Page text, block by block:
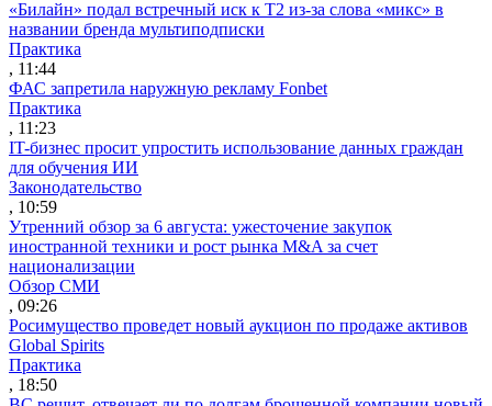
«Билайн» подал встречный иск к Т2 из-за слова «микс» в
названии бренда мультиподписки
Практика
, 11:44
ФАС запретила наружную рекламу Fonbet
Практика
, 11:23
IT-бизнес просит упростить использование данных граждан
для обучения ИИ
Законодательство
, 10:59
Утренний обзор за 6 августа: ужесточение закупок
иностранной техники и рост рынка M&A за счет
национализации
Обзор СМИ
, 09:26
Росимущество проведет новый аукцион по продаже активов
Global Spirits
Практика
, 18:50